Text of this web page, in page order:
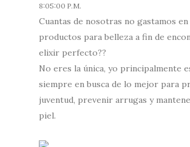
8:05:00 P.M.
Cuantas de nosotras no gastamos
productos para belleza a fin de
elixir perfecto??
No eres la única, yo principalmente
siempre en busca de lo mejor para
juventud, prevenir arrugas y
piel.